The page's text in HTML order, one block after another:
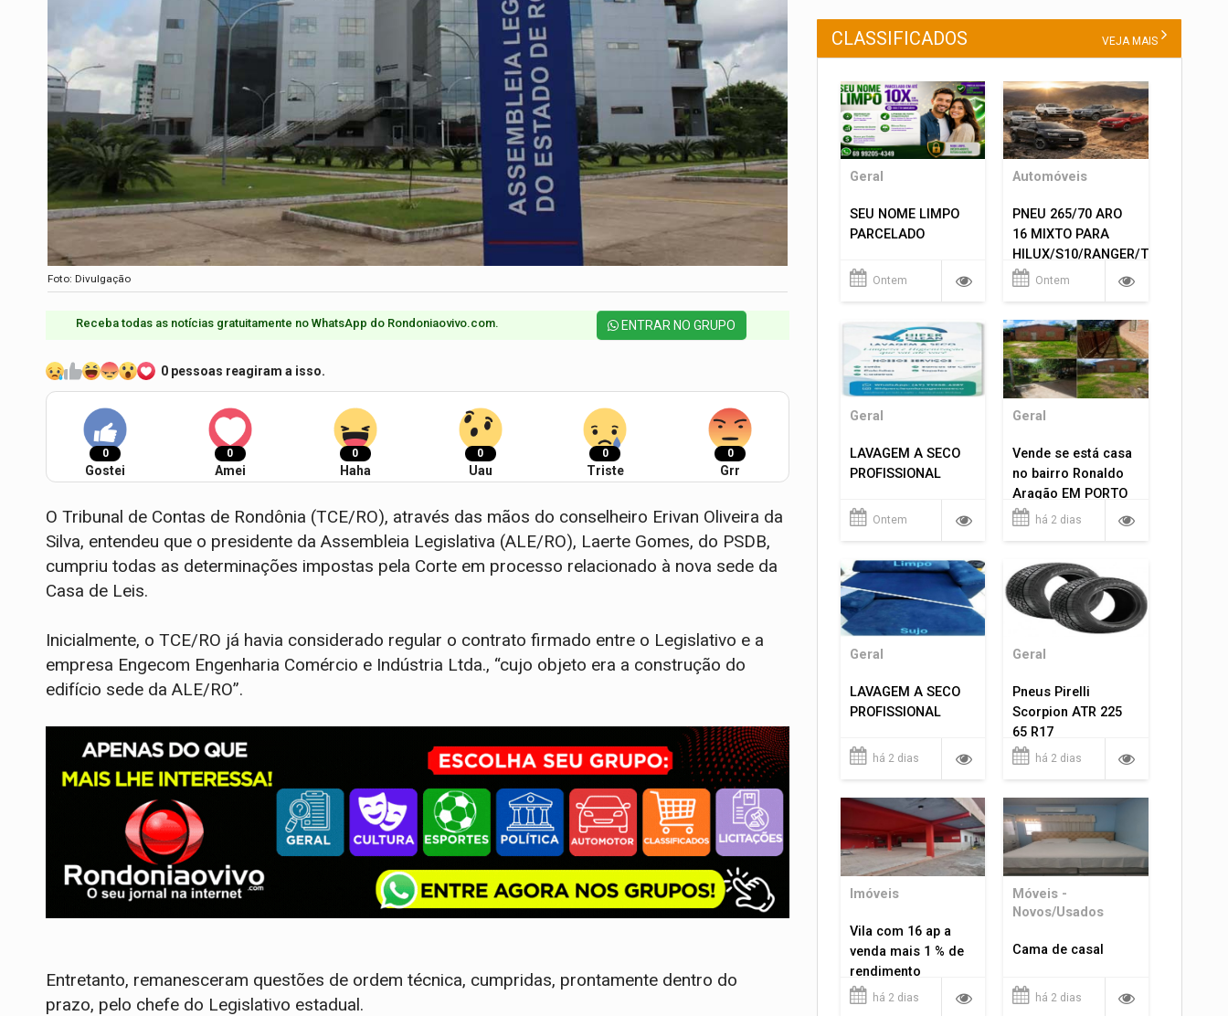
Foto: Divulgação
Receba todas as notícias gratuitamente no WhatsApp do Rondoniaovivo.com.​ ENTRAR NO GRUPO
0 pessoas reagiram a isso.
0
Gostei
0
Amei
0
Haha
0
Uau
0
Triste
0
Grr
O Tribunal de Contas de Rondônia (TCE/RO), através das mãos do conselheiro Erivan Oliveira da
Silva, entendeu que o presidente da Assembleia Legislativa (ALE/RO), Laerte Gomes, do PSDB,
cumpriu todas as determinações impostas pela Corte em processo relacionado à nova sede da
Casa de Leis.
Inicialmente, o TCE/RO já havia considerado regular o contrato firmado entre o Legislativo e a
empresa Engecom Engenharia Comércio e Indústria Ltda., “cujo objeto era a construção do
edifício sede da ALE/RO”.
Entretanto, remanesceram questões de ordem técnica, cumpridas, prontamente dentro do
prazo, pelo chefe do Legislativo estadual.
CLASSIFICADOS VEJA MAIS
Geral
SEU NOME LIMPO
PARCELADO
Ontem
Automóveis
PNEU 265/70 ARO
16 MIXTO PARA
HILUX/S10/RANGER/TRITON
ETC... MONTAGEM
Ontem
Geral
LAVAGEM A SECO
PROFISSIONAL
Ontem
Geral
Vende se está casa
no bairro Ronaldo
Aragão EM PORTO
VELHO RO.
há 2 dias
Geral
LAVAGEM A SECO
PROFISSIONAL
há 2 dias
Geral
Pneus Pirelli
Scorpion ATR 225
65 R17
há 2 dias
Imóveis
Vila com 16 ap a
venda mais 1 % de
rendimento
há 2 dias
Móveis -
Novos/Usados
Cama de casal
há 2 dias